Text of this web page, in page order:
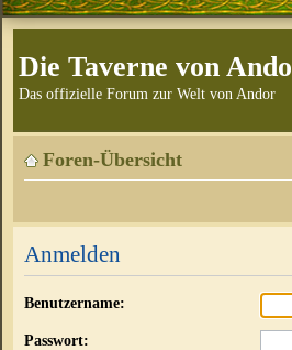
Die Taverne von
Das offizielle Forum zur Welt von Andor
Foren-Übersicht
Anmelden
Benutzername:
Passwort: